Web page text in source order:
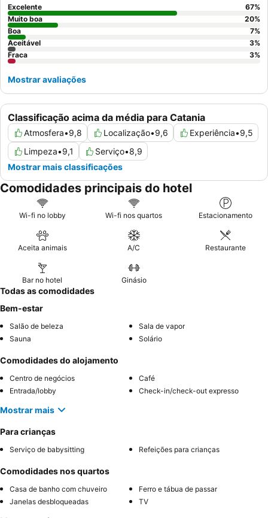
superior para vistas melhoradas da cidade.
Classificação acima da média para Catania
Atmosfera•9,8 Localização•9,6 Experiência•9,5
Limpeza•9,1 Serviço•8,9
Mostrar mais classificações
Excelente 67%
Muito boa
20%
Boa
7%
Aceitável
3%
Fraca
3%
Mostrar avaliações
Comodidades principais do hotel
Wi-fi no lobby Wi-fi nos quartos Estacionamento
Aceita animais A/C Restaurante
Bar no hotel Ginásio
Todas as comodidades
Bem-estar
Salão de beleza
Sala de vapor
Sauna
Solário
Comodidades do alojamento
Centro de negócios
Café
Entrada/lobby
Check-in/check-out expresso
Mostrar mais
Para crianças
Serviço de babysitting Refeições para crianças
Comodidades nos quartos
Casa de banho com chuveiro
Ferro e tábua de passar
Janelas desbloqueadas
TV